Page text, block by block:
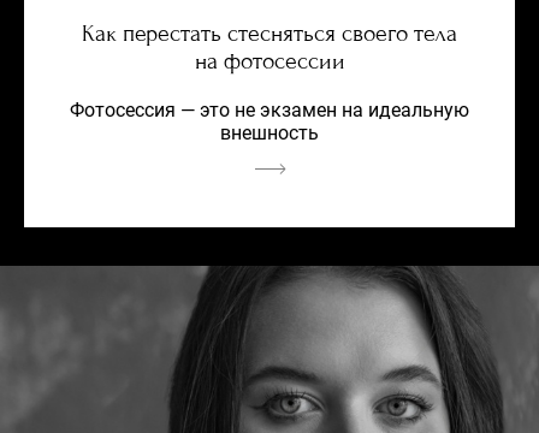
Как перестать стесняться своего тела
на фотосессии
Фотосессия — это не экзамен на идеальную
внешность